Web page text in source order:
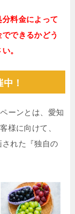
料金によって
できるかどう
。
！
ーンとは、愛知
様に向けて、
された『独自の